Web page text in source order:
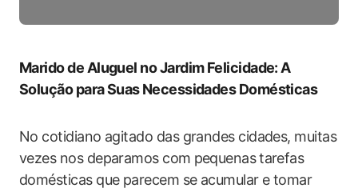
Marido‍ de Aluguel no Jardim Felicidade: A
Solução para Suas⁢ Necessidades Domésticas
No cotidiano agitado das grandes cidades, muitas
vezes nos deparamos com⁤ pequenas⁢ tarefas
domésticas que parecem se acumular e​ tomar⁤